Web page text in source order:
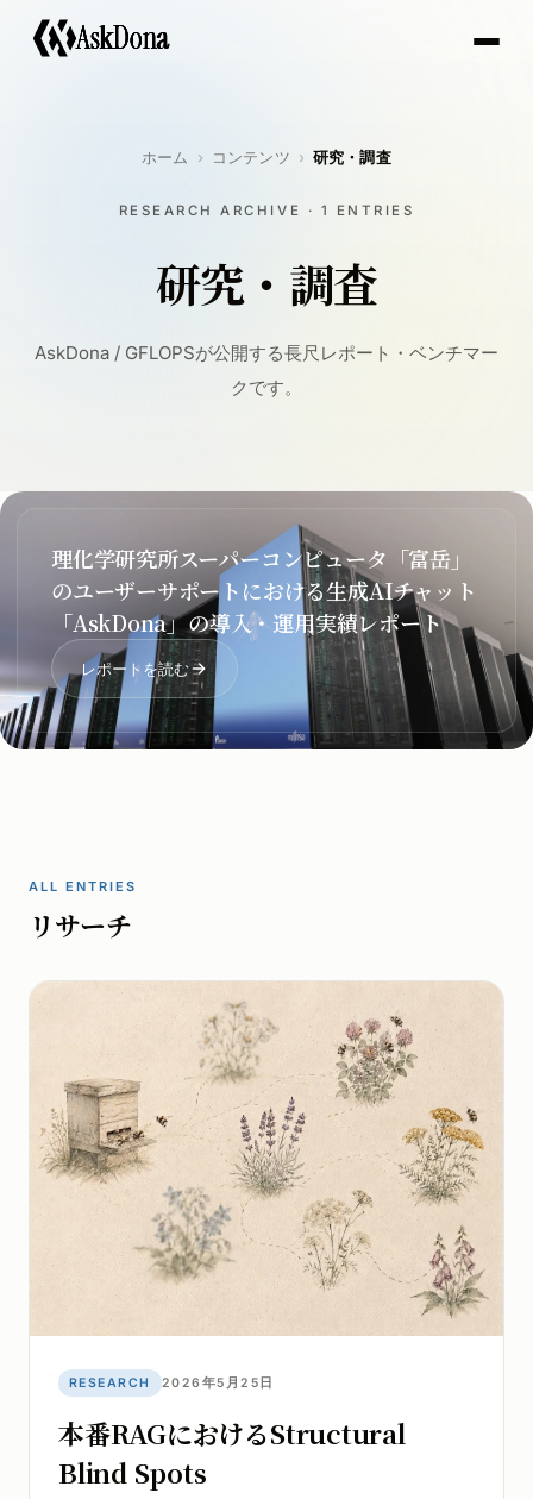
AskDona
ホーム コンテンツ 研究・調査
RESEARCH ARCHIVE · 1 ENTRIES
研究・調査
AskDona / GFLOPSが公開する長尺レポート・ベンチマー
クです。
理化学研究所スーパーコンピュータ「富岳」
のユーザーサポートにおける生成AIチャット
「AskDona」の導入・運用実績レポート
レポートを読む
ALL ENTRIES
リサーチ
RESEARCH 2026年5月25日
本番RAGにおけるStructural
Blind Spots